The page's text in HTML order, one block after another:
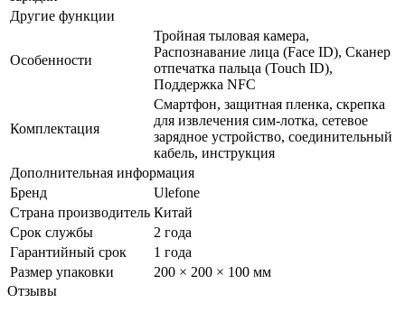
Другие функции
Особенности
Тройная тыловая камера,
Распознавание лица (Face ID), Сканер
отпечатка пальца (Touch ID),
Поддержка NFC
Комплектация
Смартфон, защитная пленка, скрепка
для извлечения сим-лотка, сетевое
зарядное устройство, соединительный
кабель, инструкция
Дополнительная информация
Бренд
Ulefone
Страна производитель Китай
Срок службы
2 года
Гарантийный срок
1 года
Размер упаковки
200 × 200 × 100 мм
Отзывы